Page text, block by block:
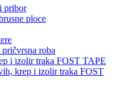
pribor
ploce
roba
i izolir traka FOST TAPE
krep i izolir traka FOST